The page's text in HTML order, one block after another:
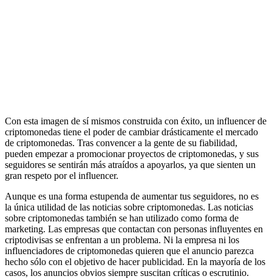
Con esta imagen de sí mismos construida con éxito, un influencer de
criptomonedas tiene el poder de cambiar drásticamente el mercado
de criptomonedas. Tras convencer a la gente de su fiabilidad,
pueden empezar a promocionar proyectos de criptomonedas, y sus
seguidores se sentirán más atraídos a apoyarlos, ya que sienten un
gran respeto por el influencer.
Aunque es una forma estupenda de aumentar tus seguidores, no es
la única utilidad de las noticias sobre criptomonedas. Las noticias
sobre criptomonedas también se han utilizado como forma de
marketing. Las empresas que contactan con personas influyentes en
criptodivisas se enfrentan a un problema. Ni la empresa ni los
influenciadores de criptomonedas quieren que el anuncio parezca
hecho sólo con el objetivo de hacer publicidad. En la mayoría de los
casos, los anuncios obvios siempre suscitan críticas o escrutinio.